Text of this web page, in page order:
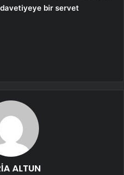
bir servet
ALTUN